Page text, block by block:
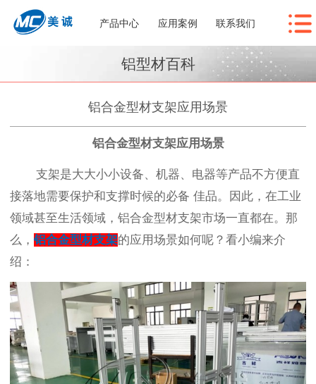
产品中心 应用案例 联系我们
铝型材百科
铝合金型材支架应用场景
铝合金型材支架应用场景
支架是大大小小设备、机器、电器等产品不方便直
接落地需要保护和支撑时候的必备 佳品。因此，在工业
领域甚至生活领域，铝合金型材支架市场一直都在。那
么， 铝合金型材支架的应用场景如何呢？看小编来介
绍：